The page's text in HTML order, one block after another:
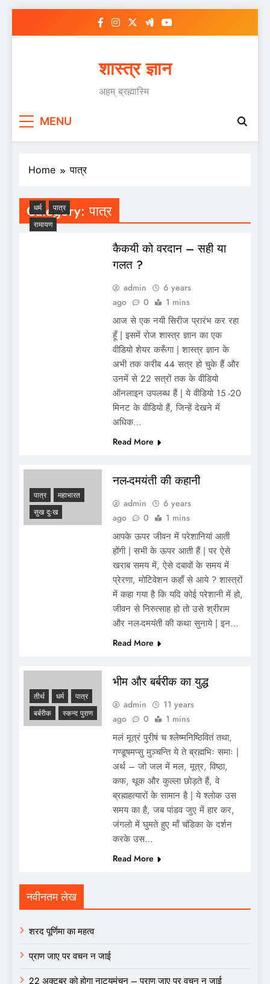
शास्त्र ज्ञान
अहम् ब्रह्मास्मि
MENU
Home पात्र
Category:पात्र
धर्म
पात्र
रामायण
कैकयी को वरदान – सही या
गलत ?
admin
6 years
ago
0 1 mins
आज से एक नयी सिरीज प्रारंभ कर रहा
हूँ | इसमें रोज शास्त्र ज्ञान का एक
वीडियो शेयर करूँगा | शास्त्र ज्ञान के
अभी तक करीब 44 सत्र हो चुके हैं और
उनमें से 22 सत्रों तक के वीडियो
ऑनलाइन उपलब्ध हैं | ये वीडियो 15 -20
मिनट के वीडियो हैं, जिन्हें देखने में
अधिक…
Read More
पात्र
महाभारत
सुख दुःख
नल-दमयंती की कहानी
admin
6 years
ago
0 1 mins
आपके ऊपर जीवन में परेशानियां आती
होंगी | सभी के ऊपर आती हैं | पर ऐसे
खराब समय में, ऐसे दबावों के समय में
प्रेरणा, मोटिवेशन कहाँ से आये ? शास्त्रों
में कहा गया है कि यदि कोई परेशानी में हो,
जीवन से निरुत्साह हो तो उसे श्रीराम
और नल-दमयंती की कथा सुनाये | इन…
Read More
तीर्थ धर्म
पात्र
बर्बरीक
स्कन्द पुराण
भीम और बर्बरीक का युद्ध
admin
11 years
ago
0 1 mins
मलं मूत्रं पुरीषं च श्लेष्मनिष्ठिवितं तथा,
गण्डूषमप्सु मुञ्चन्ति ये ते ब्रह्मभिः समाः |
अर्थ – जो जल में मल, मूत्र, विष्ठा,
कफ, थूक और कुल्ला छोड़ते हैं, वे
ब्रह्महत्यारों के सामान है | ये श्लोक उस
समय का है, जब पांडव जुए में हार कर,
जंगलो में घुमते हुए माँ चंडिका के दर्शन
करके उस…
Read More
नवीनतम लेख
शरद पूर्णिमा का महत्व
प्राण जाए पर वचन न जाई
22 अक्टूबर को होगा नाट्यमंचन – प्राण जाए पर वचन न जाई